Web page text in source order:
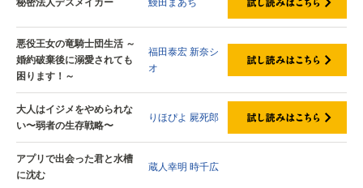
悪役王女の竜騎士団生活 ～
婚約破棄後に溺愛されても
困ります！～
福田泰宏新奈シ
オ
大人はイジメをやめられな
い〜弱者の生存戦略〜
りほぴよ 屍死郎
アプリで出会った君と水槽
に沈む
蔵人幸明 時千広